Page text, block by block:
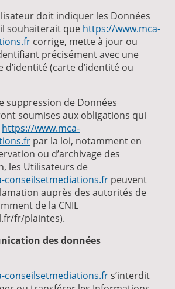
doit indiquer les Données
souhaiterait que https://www.mca-
corrige, mette à jour ou
précisément avec une
d’identité (carte d’identité ou
suppression de Données
soumises aux obligations qui
https://www.mca-
par la loi, notamment en
ou d’archivage des
les Utilisateurs de
conseilsetmediations.fr peuvent
auprès des autorités de
de la CNIL
fr/plaintes).
des données
conseilsetmediations.frs’interdit